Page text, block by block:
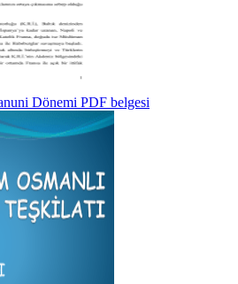
Dönemi PDF belgesi